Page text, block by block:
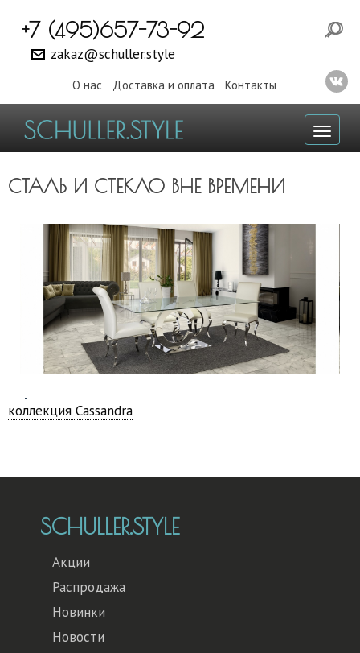
+7 (495)657-73-92
zakaz@schuller.style
О нас Доставка и оплата Контакты
СТАЛЬ И СТЕКЛО ВНЕ ВРЕМЕНИ
Изображение слайдера:
коллекция Cassandra
SCHULLER.STYLE
Акции
Распродажа
Новинки
Новости